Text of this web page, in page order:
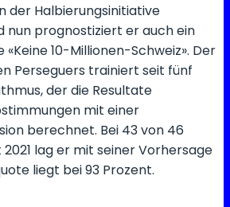
der Halbierungsinitiative
nun prognostiziert er auch ein
«Keine 10-Millionen-Schweiz». Der
Perseguers trainiert seit fünf
der die Resultate
mit einer
berechnet. Bei 43 von 46
lag er mit seiner Vorhersage
liegt bei 93 Prozent.